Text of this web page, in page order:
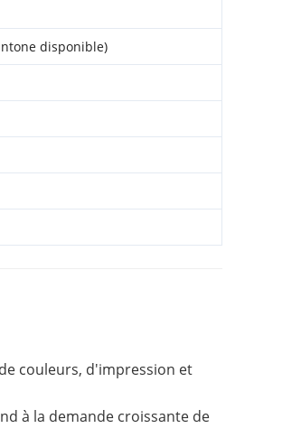
disponible)
couleurs, d'impression et
à la demande croissante de